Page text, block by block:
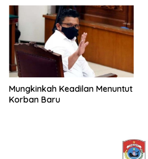
Mungkinkah Keadilan Menuntut
Korban Baru